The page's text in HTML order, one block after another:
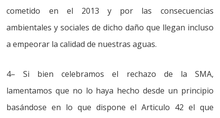
cometido en el 2013 y por las consecuencias
ambientales y sociales de dicho daño que llegan incluso
a empeorar la calidad de nuestras aguas.
4– Si bien celebramos el rechazo de la SMA,
lamentamos que no lo haya hecho desde un principio
basándose en lo que dispone el Articulo 42 el que